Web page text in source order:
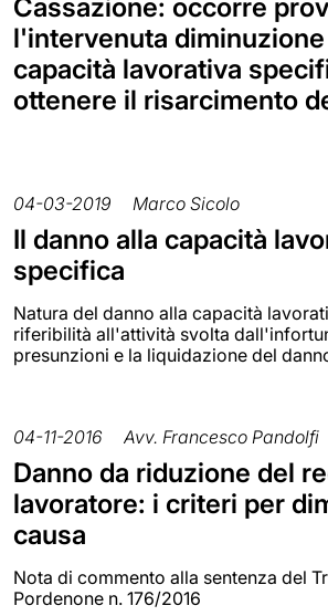
Cassazione: occorre
l'intervenuta
capacità lavorativa
ottenere il risarcimento
04-03-2019 Marco Sicolo
Il danno alla capacità
specifica
Natura del danno alla capacità
riferibilità all'attività svolta
presunzioni e la liquidazione del
04-11-2016 Avv. Francesco Pandolfi
Danno da riduzione del
lavoratore: i criteri per
causa
Nota di commento alla sentenza del
Pordenone n. 176/2016